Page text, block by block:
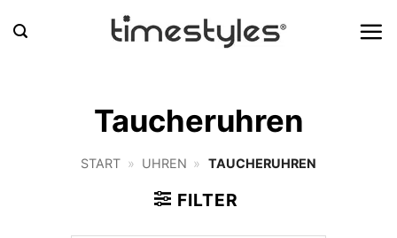
Inhalt
Taucheruhren
START » UHREN » TAUCHERUHREN
FILTER